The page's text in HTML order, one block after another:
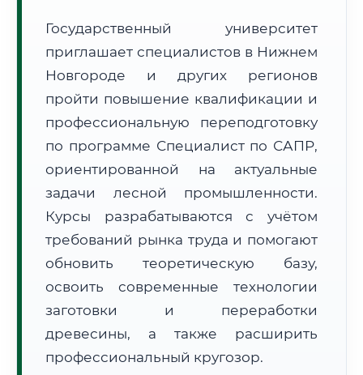
📍 Региональная справка г. Нижний Новгород
Субъект:
Нижегородская область
Тел. код:
+7 (831)
Почтовые индексы:
603000–603999
Часовой пояс:
МСК (UTC+3)
Формат учебы:
Дистанционно
Расчет логистики оригиналов:
• Экспресс-доставка СДЭК / Почтой:3–5 рабочих дней
Государственный университет
приглашает специалистов в Нижнем
Новгороде и других регионов
пройти повышение квалификации и
профессиональную переподготовку
по программе Специалист по САПР,
ориентированной на актуальные
задачи лесной промышленности.
Курсы разрабатываются с учётом
требований рынка труда и помогают
обновить теоретическую базу,
освоить современные технологии
заготовки и переработки
древесины, а также расширить
профессиональный кругозор.